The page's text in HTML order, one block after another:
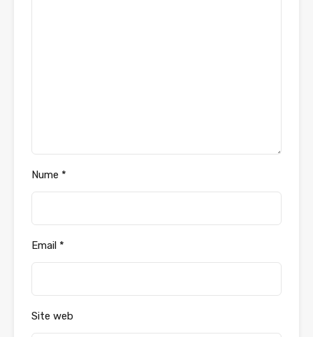
Nume *
Email *
Site web